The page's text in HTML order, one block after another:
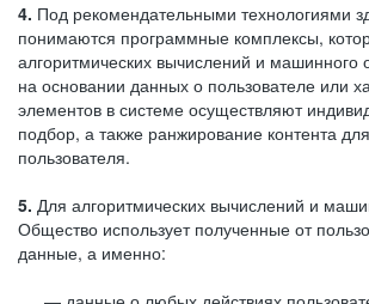
4. Под рекомендательными технологиями
понимаются программные комплексы,
алгоритмических вычислений и машинного
на основании данных о пользователе или
элементов в системе осуществляют
подбор, а также ранжирование контента
пользователя.
5. Для алгоритмических вычислений и
Общество использует полученные от
данные, а именно: